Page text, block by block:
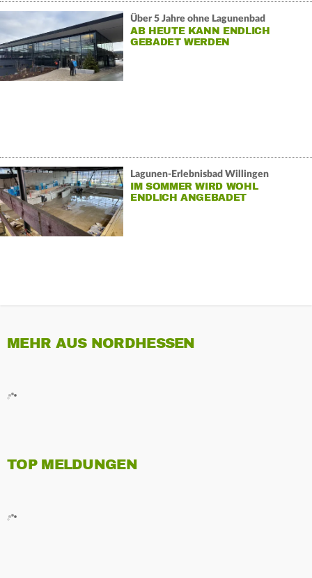
Über 5 Jahre ohne Lagunenbad
AB HEUTE KANN ENDLICH
GEBADET WERDEN
Lagunen-Erlebnisbad Willingen
IM SOMMER WIRD WOHL
ENDLICH ANGEBADET
MEHR AUS NORDHESSEN
TOP MELDUNGEN